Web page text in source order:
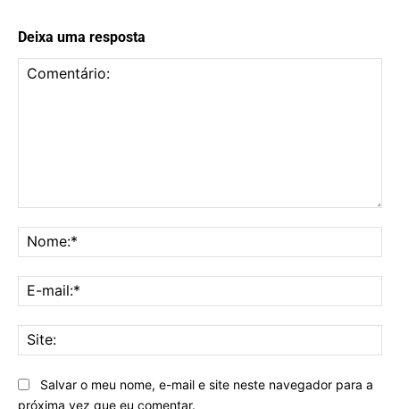
Deixa uma resposta
Salvar o meu nome, e-mail e site neste navegador para a
próxima vez que eu comentar.